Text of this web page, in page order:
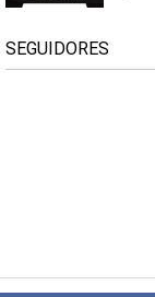
SEGUIDORES